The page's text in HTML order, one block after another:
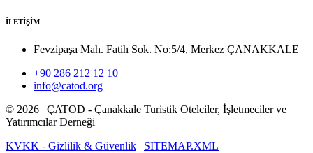
İLETİŞİM
Fevzipaşa Mah. Fatih Sok. No:5/4, Merkez ÇANAKKALE
+90 286 212 12 10
info@catod.org
© 2026 | ÇATOD - Çanakkale Turistik Otelciler, İşletmeciler ve
Yatırımcılar Derneği
KVKK - Gizlilik & Güvenlik | SITEMAP.XML